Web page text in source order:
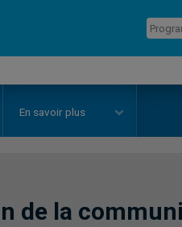
En savoir plus
de la